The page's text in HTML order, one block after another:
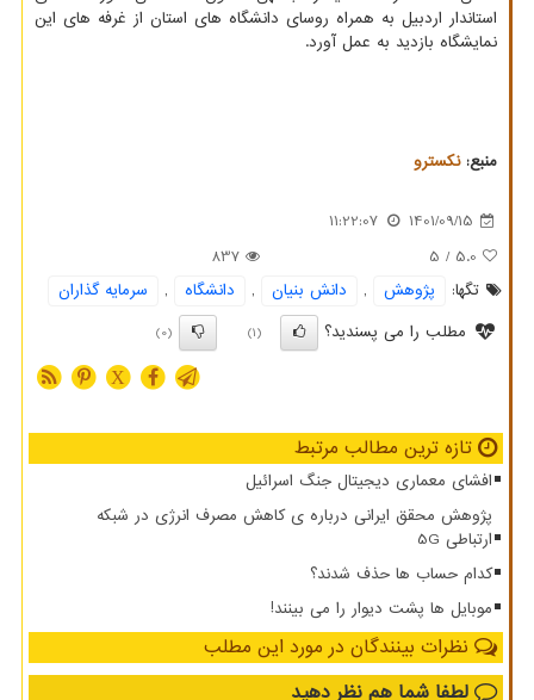
استاندار اردبیل به همراه روسای دانشگاه های استان از غرفه های این
نمایشگاه بازدید به عمل آورد.
منبع:نكسترو
1401/09/15
11:22:07
5.0
/ 5
837
تگها:
پژوهش , دانش بنیان , دانشگاه ,
سرمایه گذاران
مطلب را می پسندید؟
(1)
(0)
X
تازه ترین مطالب مرتبط
افشای معماری دیجیتال جنگ اسرائیل
پژوهش محقق ایرانی درباره ی کاهش مصرف انرژی در شبکه
ارتباطی 5G
کدام حساب ها حذف شدند؟
موبایل ها پشت دیوار را می بینند!
نظرات بینندگان در مورد این مطلب
لطفا شما هم نظر دهید